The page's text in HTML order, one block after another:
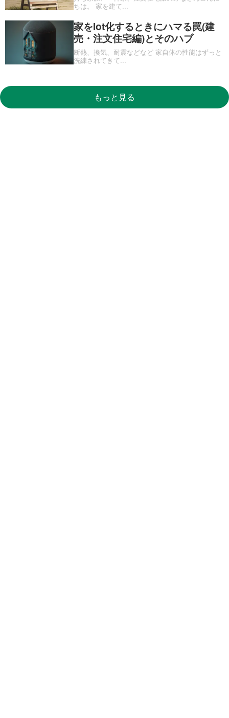
ちは。 家を建て...
家をIot化するときにハマる罠(建
売・注文住宅編)とそのハブ
断熱、換気、耐震などなど 家自体の性能はずっと
洗練されてきて...
もっと見る